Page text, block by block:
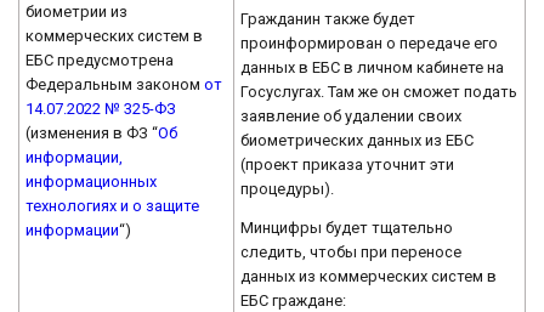
биометрии из
коммерческих систем в
ЕБС предусмотрена
Федеральным закономот
14.07.2022 № 325-ФЗ
(изменения в ФЗ “Об
информации,
информационных
технологиях и о защите
информации“)
Гражданин также будет
проинформирован о передаче его
данных в ЕБС в личном кабинете на
Госуслугах. Там же он сможет подать
заявление об удалении своих
биометрических данных из ЕБС
(проект приказа уточнит эти
процедуры).
Минцифры будет тщательно
следить, чтобы при переносе
данных из коммерческих систем в
ЕБС граждане: